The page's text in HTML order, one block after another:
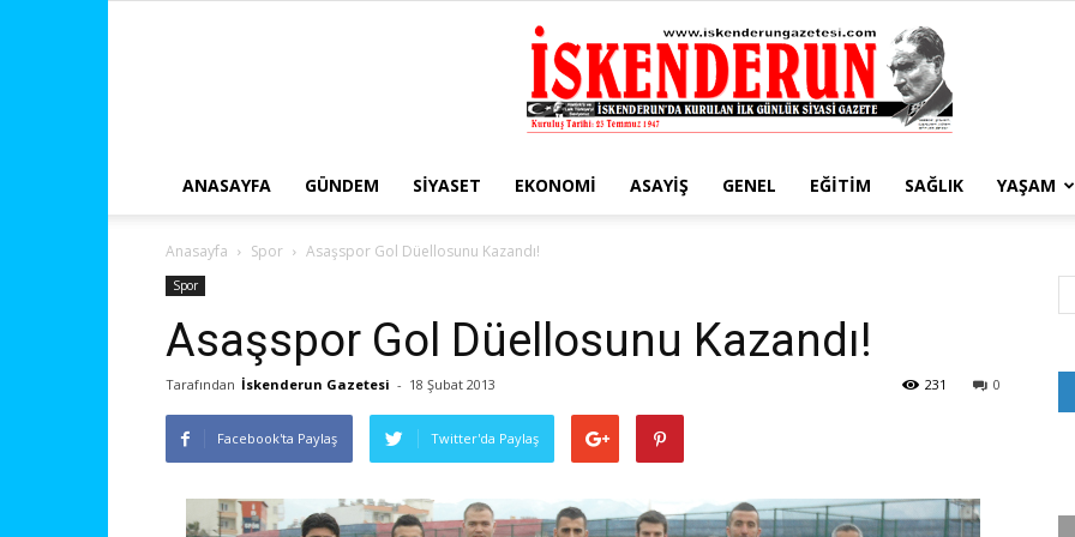
ANASAYFA GÜNDEM SIYASET EKONOMI ASAYIŞ GENEL EĞITIM SAĞLIK YAŞAM
Anasayfa Spor Asaşspor Gol Düellosunu Kazandı!
Spor
Asaşspor Gol Düellosunu Kazandı!
Tarafından İskenderun Gazetesi - 18 Şubat 2013 0
231
Facebook'ta Paylaş Twitter'da Paylaş